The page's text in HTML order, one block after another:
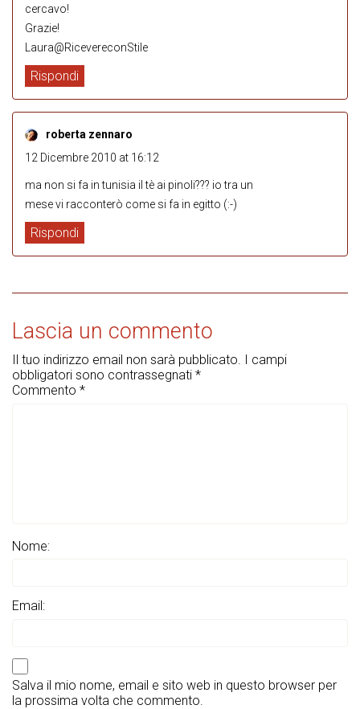
cercavo!
Grazie!
Laura@RicevereconStile
Rispondi
roberta zennaro
12 Dicembre 2010 at 16:12
ma non si fa in tunisia il tè ai pinoli??? io tra un
mese vi racconterò come si fa in egitto (:-)
Rispondi
Lascia un commento
Il tuo indirizzo email non sarà pubblicato. I campi
obbligatori sono contrassegnati *
Commento *
Nome:
Email:
Salva il mio nome, email e sito web in questo browser per
la prossima volta che commento.